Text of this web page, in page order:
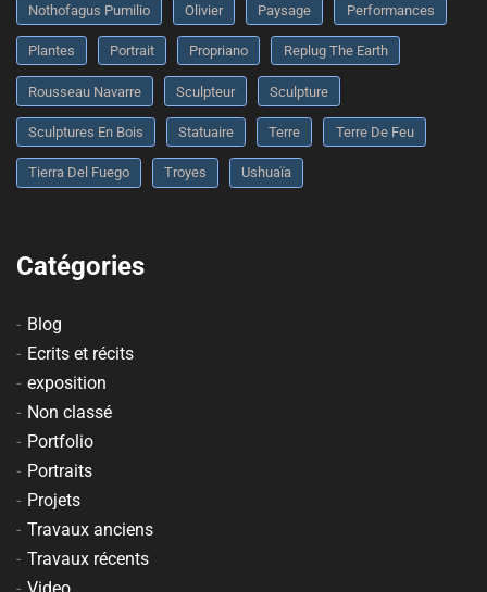
Nothofagus Pumilio Olivier Paysage Performances
Plantes Portrait Propriano Replug The Earth
Rousseau Navarre Sculpteur Sculpture
Sculptures En Bois Statuaire Terre Terre De Feu
Tierra Del Fuego Troyes Ushuaïa
Catégories
Blog
Ecrits et récits
exposition
Non classé
Portfolio
Portraits
Projets
Travaux anciens
Travaux récents
Video